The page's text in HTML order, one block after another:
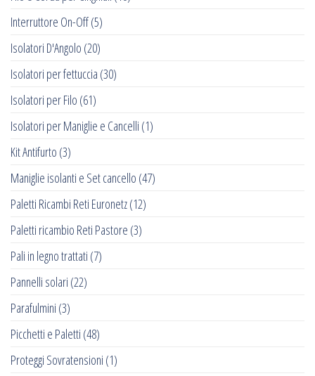
Interruttore On-Off(5)
Isolatori D'Angolo (20)
Isolatori per fettuccia (30)
Isolatori per Filo (61)
Isolatori per Maniglie e Cancelli (1)
Kit Antifurto (3)
Maniglie isolanti e Set cancello (47)
Paletti Ricambi Reti Euronetz(12)
Paletti ricambio Reti Pastore (3)
Pali in legno trattati (7)
Pannelli solari (22)
Parafulmini (3)
Picchetti e Paletti (48)
Proteggi Sovratensioni (1)